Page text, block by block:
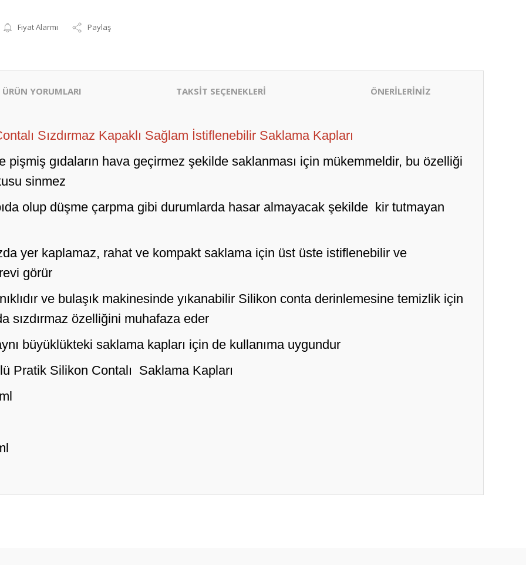
Fiyat Alarmı Paylaş
ÜRÜN YORUMLARI TAKSİT SEÇENEKLERİ ÖNERİLERİNİZ
Sızdırmaz Kapaklı Sağlam İstiflenebilir Saklama Kapları
pişmiş gıdaların hava geçirmez şekilde saklanması için mükemmeldir, bu özelliği
sinmez
olup düşme çarpma gibi durumlarda hasar almayacak şekilde kir tutmayan
yer kaplamaz, rahat ve kompakt saklama için üst üste istiflenebilir ve
görür
ve bulaşık makinesinde yıkanabilir Silikon conta derinlemesine temizlik için
sızdırmaz özelliğini muhafaza eder
büyüklükteki saklama kapları için de kullanıma uygundur
Pratik Silikon Contalı Saklama Kapları